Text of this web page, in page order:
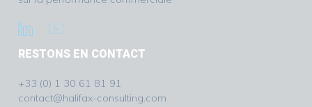
RESTONS EN CONTACT
+33 (0) 1 30 61 81 91
contact@halifax-consulting.com